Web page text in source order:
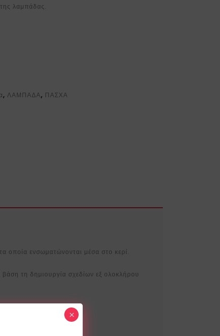
λαμπάδας.
,ΛΑΜΠΑΔΑ, ΠΑΣΧΑ
οποία ενσωματώνονται μέσα στο κερί.
βάση τη δημιουργία σχεδίων εξ ολοκλήρου
×